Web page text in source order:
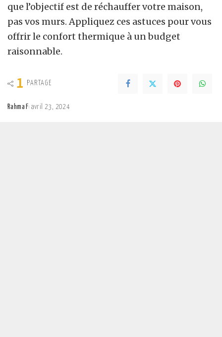
que l’objectif est de réchauffer votre maison,
pas vos murs. Appliquez ces astuces pour vous
offrir le confort thermique à un budget
raisonnable.
1 PARTAGE
Rahma F avril 23, 2024